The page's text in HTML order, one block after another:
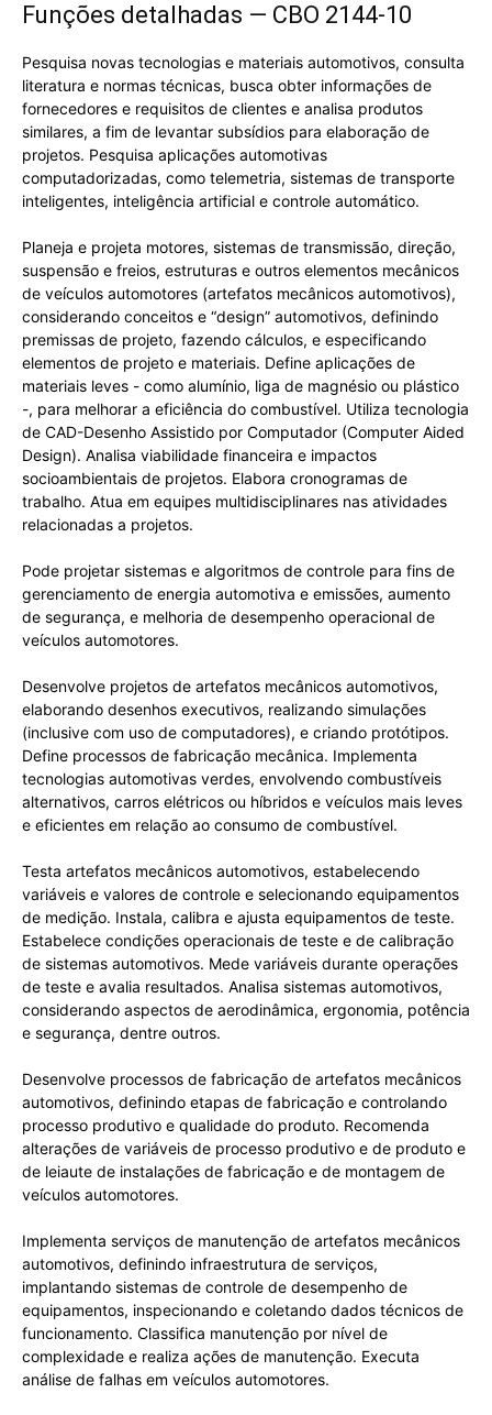
Funções detalhadas — CBO 2144-10
Pesquisa novas tecnologias e materiais automotivos, consulta
literatura e normas técnicas, busca obter informações de
fornecedores e requisitos de clientes e analisa produtos
similares, a fim de levantar subsídios para elaboração de
projetos. Pesquisa aplicações automotivas
computadorizadas, como telemetria, sistemas de transporte
inteligentes, inteligência artificial e controle automático.
Planeja e projeta motores, sistemas de transmissão, direção,
suspensão e freios, estruturas e outros elementos mecânicos
de veículos automotores (artefatos mecânicos automotivos),
considerando conceitos e “design” automotivos, definindo
premissas de projeto, fazendo cálculos, e especificando
elementos de projeto e materiais. Define aplicações de
materiais leves - como alumínio, liga de magnésio ou plástico
-, para melhorar a eficiência do combustível. Utiliza tecnologia
de CAD-Desenho Assistido por Computador (Computer Aided
Design). Analisa viabilidade financeira e impactos
socioambientais de projetos. Elabora cronogramas de
trabalho. Atua em equipes multidisciplinares nas atividades
relacionadas a projetos.
Pode projetar sistemas e algoritmos de controle para fins de
gerenciamento de energia automotiva e emissões, aumento
de segurança, e melhoria de desempenho operacional de
veículos automotores.
Desenvolve projetos de artefatos mecânicos automotivos,
elaborando desenhos executivos, realizando simulações
(inclusive com uso de computadores), e criando protótipos.
Define processos de fabricação mecânica. Implementa
tecnologias automotivas verdes, envolvendo combustíveis
alternativos, carros elétricos ou híbridos e veículos mais leves
e eficientes em relação ao consumo de combustível.
Testa artefatos mecânicos automotivos, estabelecendo
variáveis e valores de controle e selecionando equipamentos
de medição. Instala, calibra e ajusta equipamentos de teste.
Estabelece condições operacionais de teste e de calibração
de sistemas automotivos. Mede variáveis durante operações
de teste e avalia resultados. Analisa sistemas automotivos,
considerando aspectos de aerodinâmica, ergonomia, potência
e segurança, dentre outros.
Desenvolve processos de fabricação de artefatos mecânicos
automotivos, definindo etapas de fabricação e controlando
processo produtivo e qualidade do produto. Recomenda
alterações de variáveis de processo produtivo e de produto e
de leiaute de instalações de fabricação e de montagem de
veículos automotores.
Implementa serviços de manutenção de artefatos mecânicos
automotivos, definindo infraestrutura de serviços,
implantando sistemas de controle de desempenho de
equipamentos, inspecionando e coletando dados técnicos de
funcionamento. Classifica manutenção por nível de
complexidade e realiza ações de manutenção. Executa
análise de falhas em veículos automotores.